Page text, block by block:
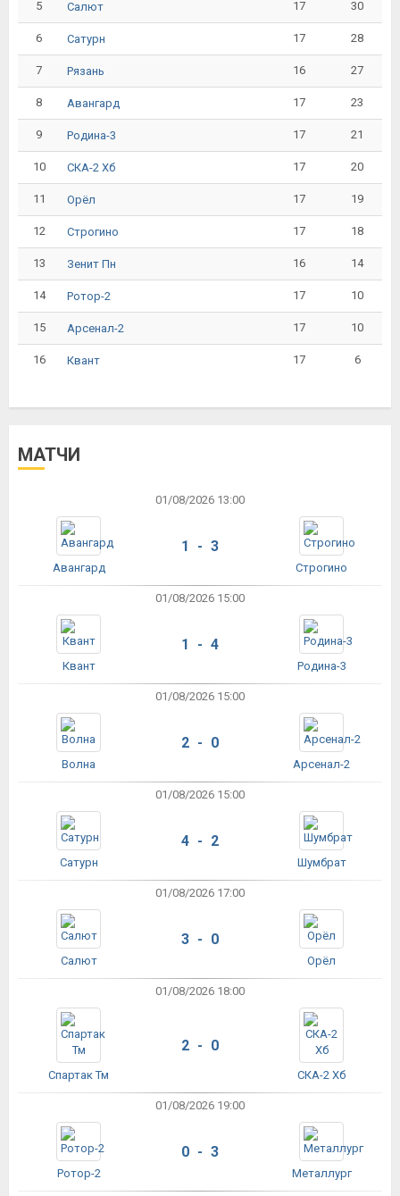
5 Салют 17 30
6 Сатурн 17 28
7 Рязань 16 27
8 Авангард 17 23
9 Родина-3 17 21
10 СКА-2 Хб 17 20
11 Орёл 17 19
12 Строгино 17 18
13 Зенит Пн 16 14
14 Ротор-2 17 10
15 Арсенал-2 17 10
16 Квант 17 6
МАТЧИ
01/08/2026 13:00
Авангард
1 - 3
Строгино
01/08/2026 15:00
Квант
1 - 4
Родина-3
01/08/2026 15:00
Волна
2 - 0
Арсенал-2
01/08/2026 15:00
Сатурн
4 - 2
Шумбрат
01/08/2026 17:00
Салют
3 - 0
Орёл
01/08/2026 18:00
Спартак Тм
2 - 0
СКА-2 Хб
01/08/2026 19:00
Ротор-2
0 - 3
Металлург